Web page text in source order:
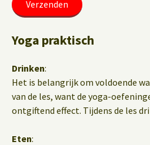
Yoga praktisch
Drinken:
Het is belangrijk om voldoende
van de les, want de yoga-
ontgiftend effect. Tijdens de les
Eten: